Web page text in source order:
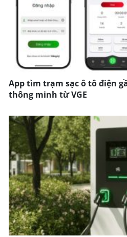
App tìm trạm sạc ô tô điện
thông minh từ VGE